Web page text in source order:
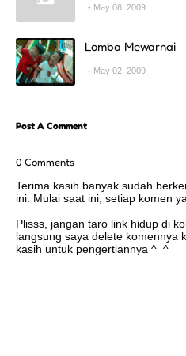
May 08, 2009
Lomba Mewarnai
May 02, 2009
Post A Comment
0 Comments
Terima kasih banyak sudah
ini. Mulai saat ini, setiap komen
Plisss, jangan taro link hidup di
langsung saya delete komennya
kasih untuk pengertiannya ^_^